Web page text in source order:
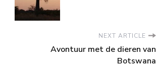
NEXT ARTICLE
Avontuur met de dieren van
Botswana